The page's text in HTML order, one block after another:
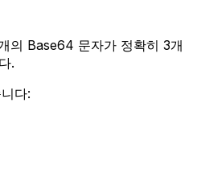
의 Base64 문자가 정확히 3개
.
다: